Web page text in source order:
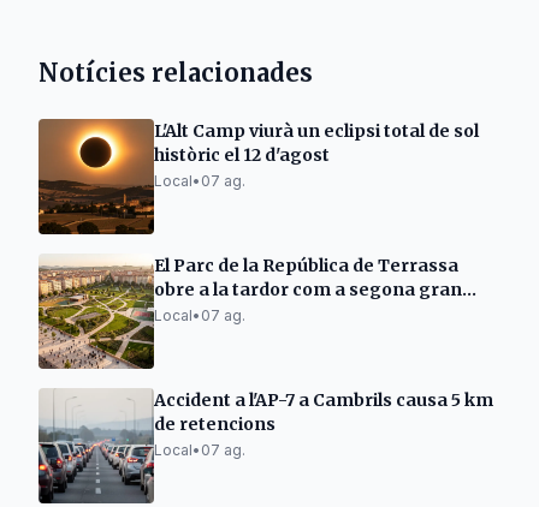
Notícies relacionades
L'Alt Camp viurà un eclipsi total de sol
històric el 12 d'agost
Local• 07 ag.
El Parc de la República de Terrassa
obre a la tardor com a segona gran
zona verda
Local• 07 ag.
Accident a l'AP-7 a Cambrils causa 5 km
de retencions
Local• 07 ag.